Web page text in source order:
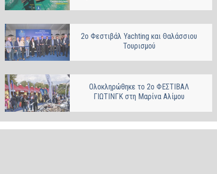
2ο Φεστιβάλ Yachting και Θαλάσσιου
Τουρισμού
Ολοκληρώθηκε το 2ο ΦΕΣΤΙΒΑΛ
ΓΙΩΤΙΝΓΚ στη Μαρίνα Αλίμου